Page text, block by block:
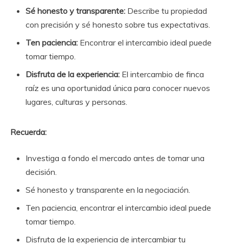
Sé honesto y transparente: Describe tu propiedad
con precisión y sé honesto sobre tus expectativas.
Ten paciencia: Encontrar el intercambio ideal puede
tomar tiempo.
Disfruta de la experiencia: El intercambio de finca
raíz es una oportunidad única para conocer nuevos
lugares, culturas y personas.
Recuerda:
Investiga a fondo el mercado antes de tomar una
decisión.
Sé honesto y transparente en la negociación.
Ten paciencia, encontrar el intercambio ideal puede
tomar tiempo.
Disfruta de la experiencia de intercambiar tu